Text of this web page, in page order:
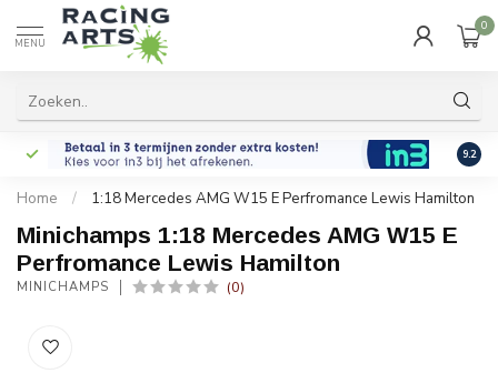
MENU
0
9.2
Home / 1:18 Mercedes AMG W15 E Perfromance Lewis Hamilton
Minichamps 1:18 Mercedes AMG W15 E
Perfromance Lewis Hamilton
MINICHAMPS (0)